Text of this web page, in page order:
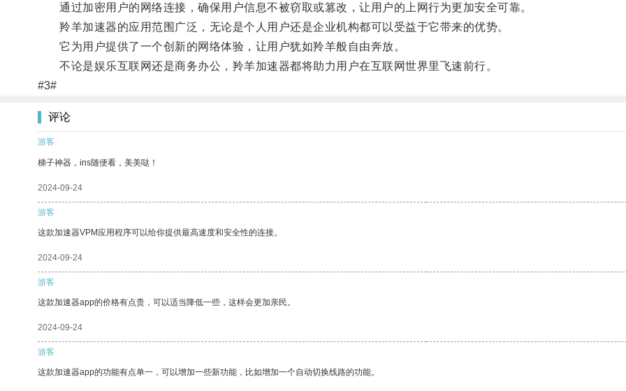
通过加密用户的网络连接，确保用户信息不被窃取或篡改，让用户的上网行为更加安全可靠。
羚羊加速器的应用范围广泛，无论是个人用户还是企业机构都可以受益于它带来的优势。
它为用户提供了一个创新的网络体验，让用户犹如羚羊般自由奔放。
不论是娱乐互联网还是商务办公，羚羊加速器都将助力用户在互联网世界里飞速前行。
#3#
评论
游客
梯子神器，ins随便看，美美哒！
2024-09-24
游客
这款加速器VPM应用程序可以给你提供最高速度和安全性的连接。
2024-09-24
游客
这款加速器app的价格有点贵，可以适当降低一些，这样会更加亲民。
2024-09-24
游客
这款加速器app的功能有点单一，可以增加一些新功能，比如增加一个自动切换线路的功能。